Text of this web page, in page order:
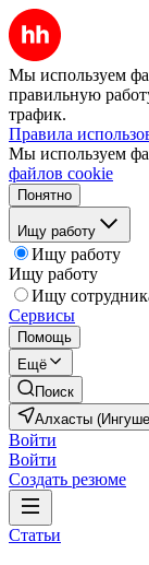
Мы используем
правильную
трафик.
Правила
Мы используем
файлов cookie
Понятно
Ищу работу
Ищу работу
Ищу работу
Ищу
Сервисы
Помощь
Ещё
Поиск
Алхасты
Войти
Войти
Создать резюме
Статьи